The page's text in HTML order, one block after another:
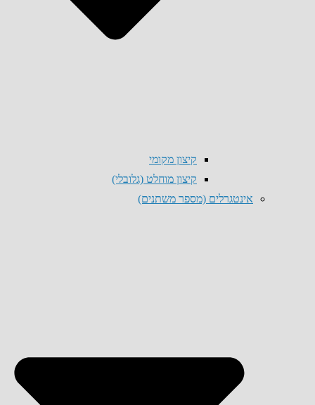
קיצון מקומי
קיצון מוחלט (גלובלי)
אינטגרלים (מספר משתנים)